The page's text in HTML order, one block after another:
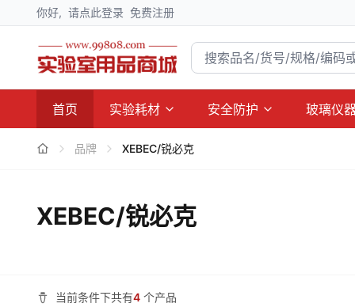
你好, 请点此登录 免费注册
首页 实验耗材 安全防护 玻璃仪
品牌 XEBEC/锐必克
XEBEC/锐必克
当前条件下共有4 个产品